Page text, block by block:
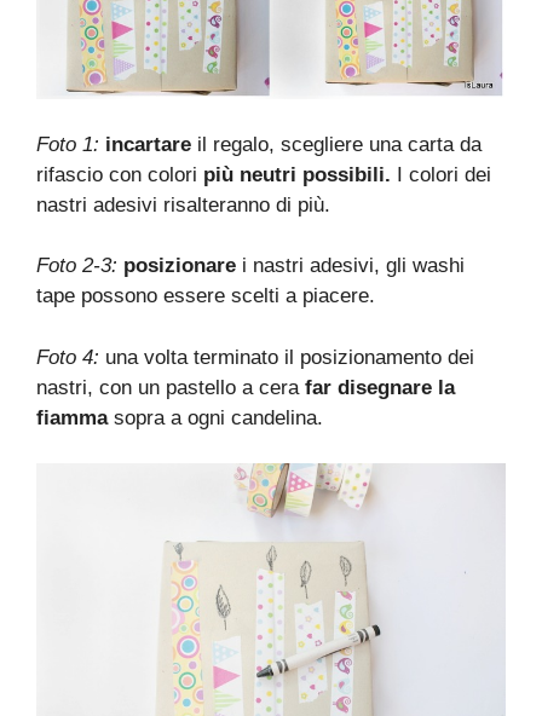
Foto 1: incartare il regalo, scegliere una carta da
rifascio con colori più neutri possibili. I colori dei
nastri adesivi risalteranno di più.
Foto 2-3: posizionare i nastri adesivi, gli washi
tape possono essere scelti a piacere.
Foto 4: una volta terminato il posizionamento dei
nastri, con un pastello a cerafar disegnare la
fiammasopra a ogni candelina.